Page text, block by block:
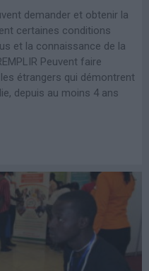
demander et obtenir la
certaines conditions
et la connaissance de la
Peuvent faire
étrangers qui démontrent
depuis au moins 4 ans